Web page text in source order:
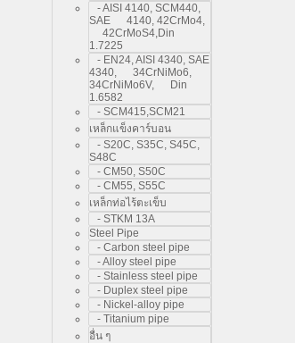
- AISI 4140, SCM440,
SAE 4140, 42CrMo4,
42CrMoS4,Din
1.7225
- EN24, AISI 4340, SAE
4340, 34CrNiMo6,
34CrNiMo6V, Din
1.6582
- SCM415,SCM21
เหล็กแข็งคาร์บอน
- S20C, S35C, S45C,
S48C
- CM50, S50C
- CM55, S55C
เหล็กท่อไร้ตะเข็บ
- STKM 13A
Steel Pipe
- Carbon steel pipe
- Alloy steel pipe
- Stainless steel pipe
- Duplex steel pipe
- Nickel-alloy pipe
- Titanium pipe
อื่น ๆ